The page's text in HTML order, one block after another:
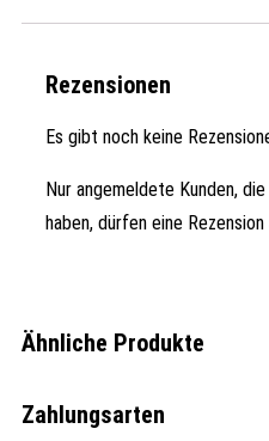
Rezensionen
Es gibt noch keine
Nur angemeldete Kunden,
haben, dürfen eine Rezension
Ähnliche Produkte
Zahlungsarten